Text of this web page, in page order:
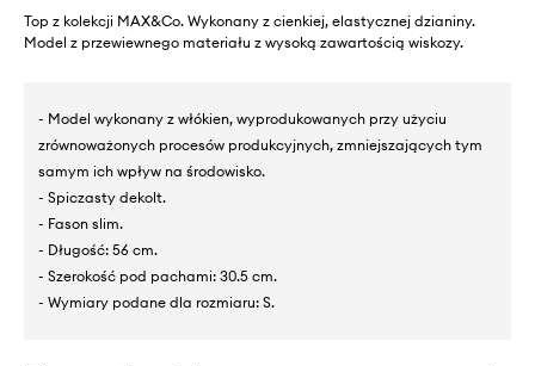
Top z kolekcji MAX&Co. Wykonany z cienkiej, elastycznej dzianiny.
Model z przewiewnego materiału z wysoką zawartością wiskozy.
- Model wykonany z włókien, wyprodukowanych przy użyciu
zrównoważonych procesów produkcyjnych, zmniejszających tym
samym ich wpływ na środowisko.
- Spiczasty dekolt.
- Fason slim.
- Długość: 56 cm.
- Szerokość pod pachami: 30.5 cm.
- Wymiary podane dla rozmiaru: S.